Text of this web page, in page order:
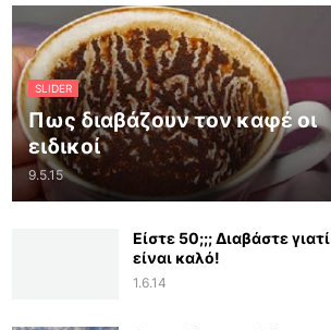
SLIDER
Πως διαβάζουν τον καφέ οι
ειδικοί
9.5.15
Είστε 50;;; Διαβάστε γιατί
είναι καλό!
1.6.14